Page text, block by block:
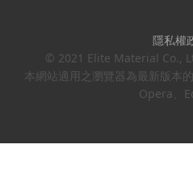
隱私權
© 2021 Elite Material Co.,
本網站適用之瀏覽器為最新版本
Opera、